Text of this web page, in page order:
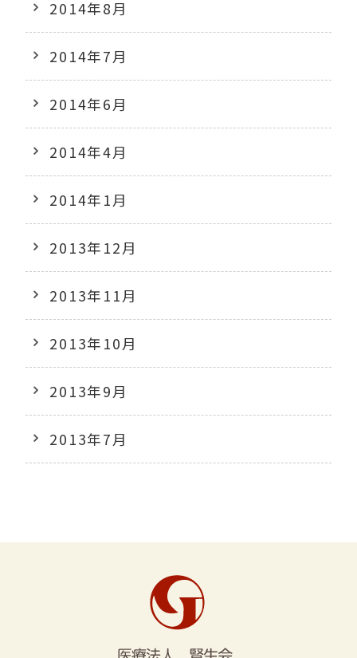
2014年8月
2014年7月
2014年6月
2014年4月
2014年1月
2013年12月
2013年11月
2013年10月
2013年9月
2013年7月